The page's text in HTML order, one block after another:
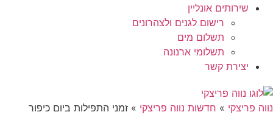
שירותים אונליין
רישום לגנים ולצהרונים
תשלום מים
תשלומי ארנונה
יצירת קשר
נווה פריצקי » חדשות נווה פריצקי » זמני התפילות ביום כיפור